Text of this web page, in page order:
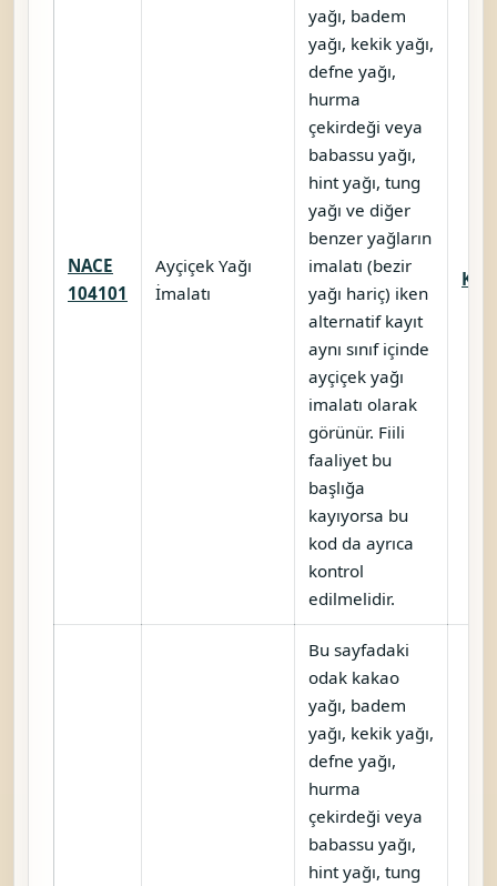
NACE
104101
Ayçiçek Yağı
İmalatı
yağı, badem
yağı, kekik yağı,
defne yağı,
hurma
çekirdeği veya
babassu yağı,
hint yağı, tung
yağı ve diğer
benzer yağların
imalatı (bezir
yağı hariç) iken
alternatif kayıt
aynı sınıf içinde
ayçiçek yağı
imalatı olarak
görünür. Fiili
faaliyet bu
başlığa
kayıyorsa bu
kod da ayrıca
kontrol
edilmelidir.
Bu sayfadaki
odak kakao
yağı, badem
yağı, kekik yağı,
defne yağı,
hurma
çekirdeği veya
babassu yağı,
hint yağı, tung